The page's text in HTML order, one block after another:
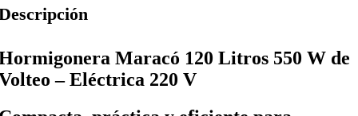
Maracó 120 Litros 550 W de
– Eléctrica 220 V